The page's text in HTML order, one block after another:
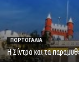
ΠΟΡΤΟΓΑΛΙΑ
Η Σίντρα και τα